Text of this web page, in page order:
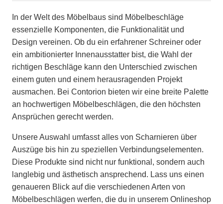
In der Welt des Möbelbaus sind Möbelbeschläge
essenzielle Komponenten, die Funktionalität und
Design vereinen. Ob du ein erfahrener Schreiner oder
ein ambitionierter Innenausstatter bist, die Wahl der
richtigen Beschläge kann den Unterschied zwischen
einem guten und einem herausragenden Projekt
ausmachen. Bei Contorion bieten wir eine breite Palette
an hochwertigen Möbelbeschlägen, die den höchsten
Ansprüchen gerecht werden.
Unsere Auswahl umfasst alles von Scharnieren über
Auszüge bis hin zu speziellen Verbindungselementen.
Diese Produkte sind nicht nur funktional, sondern auch
langlebig und ästhetisch ansprechend. Lass uns einen
genaueren Blick auf die verschiedenen Arten von
Möbelbeschlägen werfen, die du in unserem Onlineshop